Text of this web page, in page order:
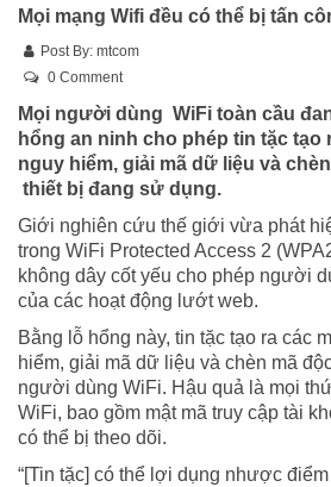
Mọi mạng Wifi đều có thể bị tấn
Post By: mtcom
0 Comment
Mọi người dùng WiFi toàn cầu
hổng an ninh cho phép tin tặc tạo
nguy hiểm, giải mã dữ liệu và
thiết bị đang sử dụng.
Giới nghiên cứu thế giới vừa phát
trong WiFi Protected Access 2
không dây cốt yếu cho phép người
của các hoạt động lướt web.
Bằng lỗ hổng này, tin tặc tạo ra các
hiểm, giải mã dữ liệu và chèn mã
người dùng WiFi. Hậu quả là mọi
WiFi, bao gồm mật mã truy cập tài
có thể bị theo dõi.
“[Tin tặc] có thể lợi dụng nhược